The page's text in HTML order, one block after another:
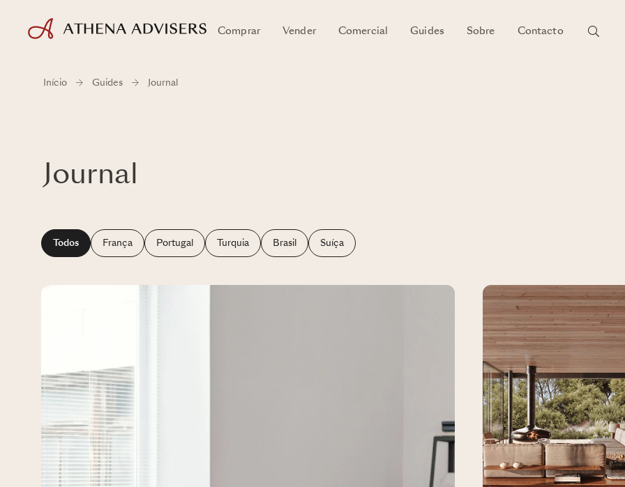
Comprar Vender Comercial Guides Sobre Contacto
Início Guides Journal
Journal
Todos França Portugal Turquia Brasil Suíça